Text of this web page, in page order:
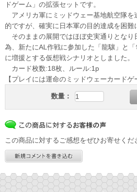
ドゲーム」の拡張セットです。
アメリカ軍にミッドウェー基地航空隊を
的ですが、確実に日本軍の目的達成を困難
そのままの展開ではほぼ史実通りとなり
為、新たにAL作戦に参加した「龍驤」と
に増援とする仮想戦シナリオとしました。
カード枚数:18枚、ルール:1p
【プレイには運命のミッドウェーカードゲ
数量：
この商品に対するご感想をぜひお寄せくだ